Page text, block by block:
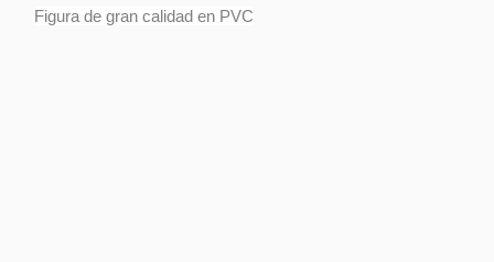
Figura de gran calidad en PVC